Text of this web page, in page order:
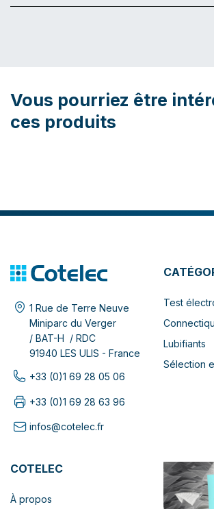
Vous pourriez être
ces produits
1 Rue de Terre Neuve
Miniparc du Verger
/ BAT-H / RDC
91940 LES ULIS - France
+33 (0)1 69 28 05 06
+33 (0)1 69 28 63 96
infos@cotelec.fr
Test
Lubifiants
Sélection
COTELEC
À propos